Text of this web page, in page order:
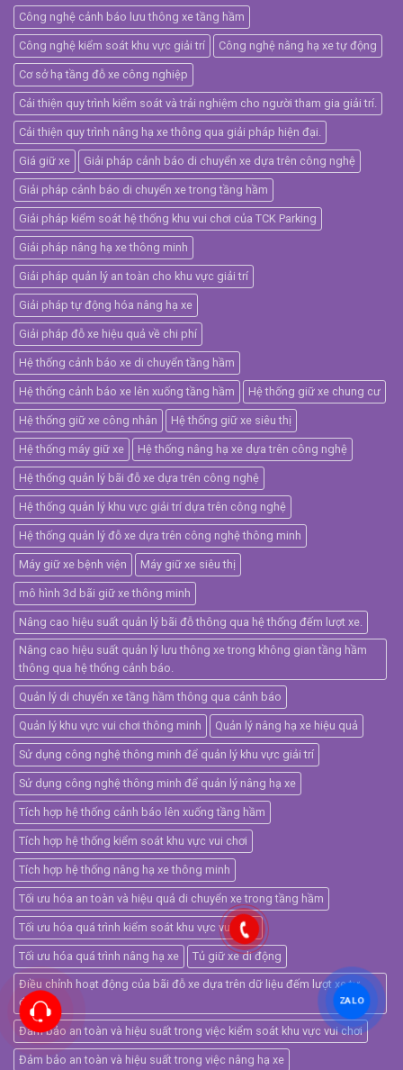
Công nghệ cảnh báo lưu thông xe tầng hầm
Công nghệ kiểm soát khu vực giải trí Công nghệ nâng hạ xe tự động
Cơ sở hạ tầng đỗ xe công nghiệp
Cải thiện quy trình kiểm soát và trải nghiệm cho người tham gia giải trí.
Cải thiện quy trình nâng hạ xe thông qua giải pháp hiện đại.
Giá giữ xe Giải pháp cảnh báo di chuyển xe dựa trên công nghệ
Giải pháp cảnh báo di chuyển xe trong tầng hầm
Giải pháp kiểm soát hệ thống khu vui chơi của TCK Parking
Giải pháp nâng hạ xe thông minh
Giải pháp quản lý an toàn cho khu vực giải trí
Giải pháp tự động hóa nâng hạ xe
Giải pháp đỗ xe hiệu quả về chi phí
Hệ thống cảnh báo xe di chuyển tầng hầm
Hệ thống cảnh báo xe lên xuống tầng hầm Hệ thống giữ xe chung cư
Hệ thống giữ xe công nhân Hệ thống giữ xe siêu thị
Hệ thống máy giữ xe Hệ thống nâng hạ xe dựa trên công nghệ
Hệ thống quản lý bãi đỗ xe dựa trên công nghệ
Hệ thống quản lý khu vực giải trí dựa trên công nghệ
Hệ thống quản lý đỗ xe dựa trên công nghệ thông minh
Máy giữ xe bệnh viện Máy giữ xe siêu thị
mô hình 3d bãi giữ xe thông minh
Nâng cao hiệu suất quản lý bãi đỗ thông qua hệ thống đếm lượt xe.
Nâng cao hiệu suất quản lý lưu thông xe trong không gian tầng hầm
thông qua hệ thống cảnh báo.
Quản lý di chuyển xe tầng hầm thông qua cảnh báo
Quản lý khu vực vui chơi thông minh Quản lý nâng hạ xe hiệu quả
Sử dụng công nghệ thông minh để quản lý khu vực giải trí
Sử dụng công nghệ thông minh để quản lý nâng hạ xe
Tích hợp hệ thống cảnh báo lên xuống tầng hầm
Tích hợp hệ thống kiểm soát khu vực vui chơi
Tích hợp hệ thống nâng hạ xe thông minh
Tối ưu hóa an toàn và hiệu quả di chuyển xe trong tầng hầm
Tối ưu hóa quá trình kiểm soát khu vực vui chơi
Tối ưu hóa quá trình nâng hạ xe Tủ giữ xe di động
Điều chỉnh hoạt động của bãi đỗ xe dựa trên dữ liệu đếm lượt xe tự
động
Đảm bảo an toàn và hiệu suất trong việc kiểm soát khu vực vui chơi
Đảm bảo an toàn và hiệu suất trong việc nâng hạ xe
ZALO